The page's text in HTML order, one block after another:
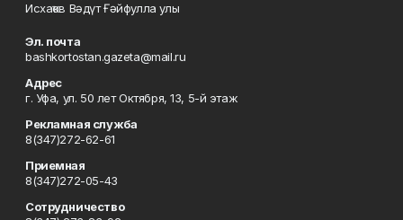
Исхаҡов Вәдүт Ғәйфулла улы
Эл. почта
bashkortostan.gazeta@mail.ru
Адрес
г. Уфа, ул. 50 лет Октября, 13, 5-й этаж
Рекламная служба
8(347)272-62-61
Приемная
8(347)272-05-43
Сотрудничество